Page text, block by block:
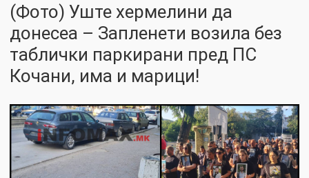
(Фото) Уште хермелини да
донесеа – Запленети возила без
таблички паркирани пред ПС
Кочани, има и марици!